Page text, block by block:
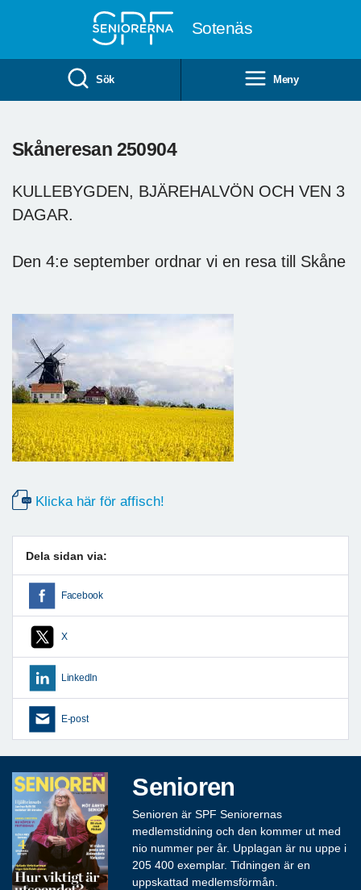
Sotenäs
Sök Meny
Skåneresan 250904
KULLEBYGDEN, BJÄREHALVÖN OCH VEN 3
DAGAR.
Den 4:e september ordnar vi en resa till Skåne
Klicka här för affisch!
Dela sidan via:
Facebook
X
LinkedIn
E-post
Senioren
Senioren är SPF Seniorernas
medlemstidning och den kommer ut med
nio nummer per år. Upplagan är nu uppe i
205 400 exemplar. Tidningen är en
uppskattad medlemsförmån.